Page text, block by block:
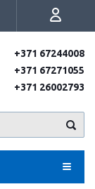
+371 67244008
+371 67271055
+371 26002793